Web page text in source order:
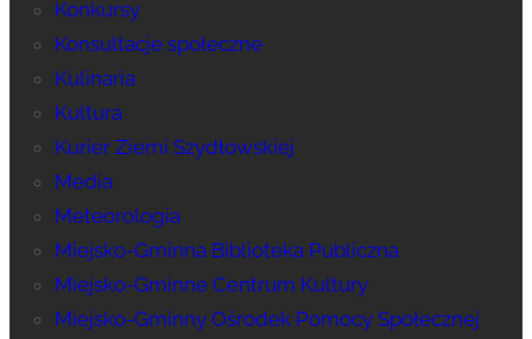
Konkursy
Konsultacje społeczne
Kulinaria
Kultura
Kurier Ziemi Szydłowskiej
Media
Meteorologia
Miejsko-Gminna Biblioteka Publiczna
Miejsko-Gminne Centrum Kultury
Miejsko-Gminny Ośrodek Pomocy Społecznej